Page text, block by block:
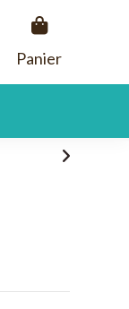
Panier